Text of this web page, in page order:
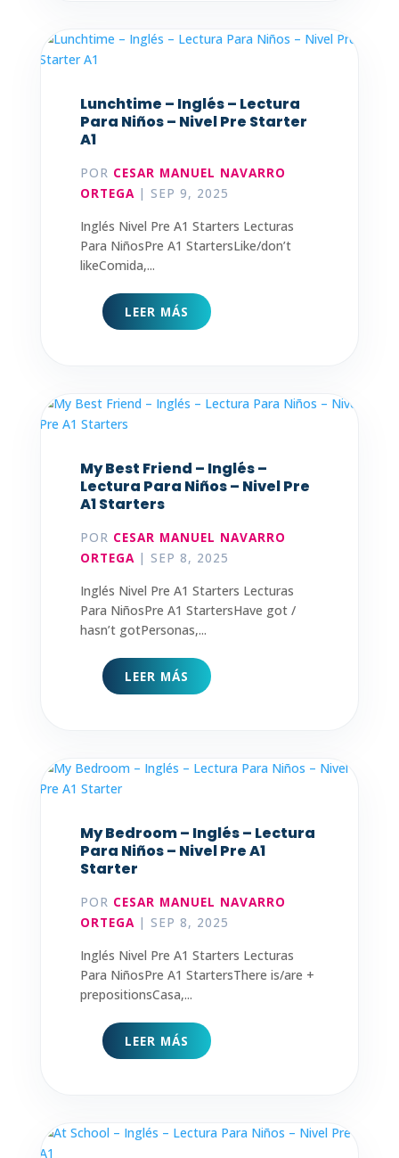
Lunchtime – Inglés – Lectura
Para Niños – Nivel Pre Starter
A1
POR CESAR MANUEL NAVARRO
ORTEGA| SEP 9, 2025
Inglés Nivel Pre A1 Starters Lecturas
Para NiñosPre A1 StartersLike/don’t
likeComida,...
LEER MÁS
My Best Friend – Inglés –
Lectura Para Niños – Nivel Pre
A1 Starters
POR CESAR MANUEL NAVARRO
ORTEGA| SEP 8, 2025
Inglés Nivel Pre A1 Starters Lecturas
Para NiñosPre A1 StartersHave got /
hasn’t gotPersonas,...
LEER MÁS
My Bedroom – Inglés – Lectura
Para Niños – Nivel Pre A1
Starter
POR CESAR MANUEL NAVARRO
ORTEGA| SEP 8, 2025
Inglés Nivel Pre A1 Starters Lecturas
Para NiñosPre A1 StartersThere is/are +
prepositionsCasa,...
LEER MÁS